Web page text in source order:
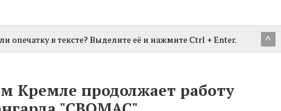
^
опечатку в тексте? Выделите её и нажмите Ctrl + Enter.
Кремле продолжает работу